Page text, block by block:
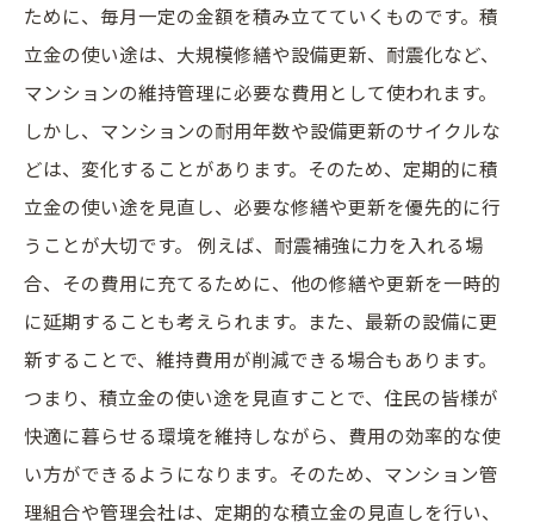
ために、毎月一定の金額を積み立てていくものです。積
立金の使い途は、大規模修繕や設備更新、耐震化など、
マンションの維持管理に必要な費用として使われます。
しかし、マンションの耐用年数や設備更新のサイクルな
どは、変化することがあります。そのため、定期的に積
立金の使い途を見直し、必要な修繕や更新を優先的に行
うことが大切です。 例えば、耐震補強に力を入れる場
合、その費用に充てるために、他の修繕や更新を一時的
に延期することも考えられます。また、最新の設備に更
新することで、維持費用が削減できる場合もあります。
つまり、積立金の使い途を見直すことで、住民の皆様が
快適に暮らせる環境を維持しながら、費用の効率的な使
い方ができるようになります。そのため、マンション管
理組合や管理会社は、定期的な積立金の見直しを行い、